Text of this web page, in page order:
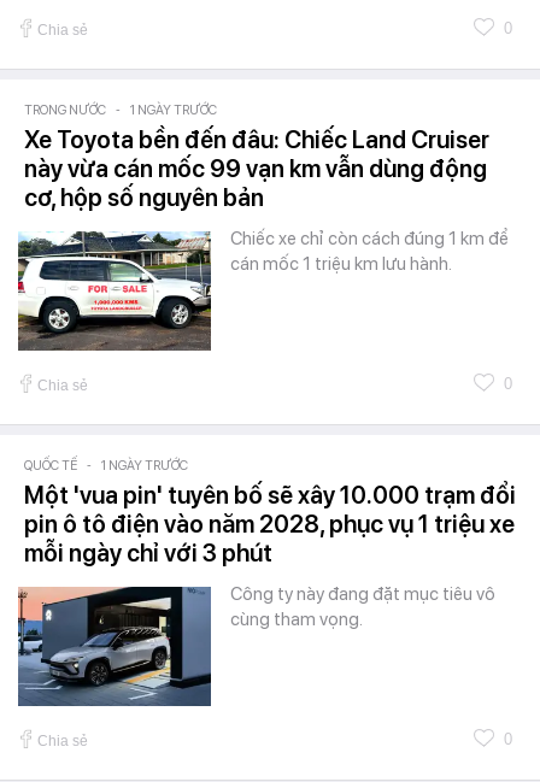
Chia sẻ 0
TRONG NƯỚC - 1 NGÀY TRƯỚC
Xe Toyota bền đến đâu: Chiếc Land Cruiser
này vừa cán mốc 99 vạn km vẫn dùng động
cơ, hộp số nguyên bản
Chiếc xe chỉ còn cách đúng 1 km để
cán mốc 1 triệu km lưu hành.
Chia sẻ 0
QUỐC TẾ - 1 NGÀY TRƯỚC
Một 'vua pin' tuyên bố sẽ xây 10.000 trạm đổi
pin ô tô điện vào năm 2028, phục vụ 1 triệu xe
mỗi ngày chỉ với 3 phút
Công ty này đang đặt mục tiêu vô
cùng tham vọng.
Chia sẻ 0